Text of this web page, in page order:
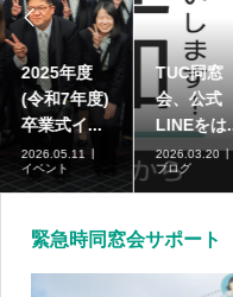

2025年度
(令和7年度)
卒業式イ...
2026.05.11
イベント
TUC同窓
会、公式
LINEをは
2026.03.20
ブログ
緊急時同窓会サポート